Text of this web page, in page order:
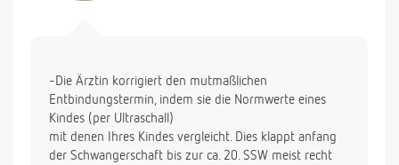
-Die Ärztin korrigiert den mutmaßlichen
Entbindungstermin, indem sie die Normwerte eines
Kindes (per Ultraschall)
mit denen Ihres Kindes vergleicht. Dies klappt anfang
der Schwangerschaft bis zur ca. 20. SSW meist recht